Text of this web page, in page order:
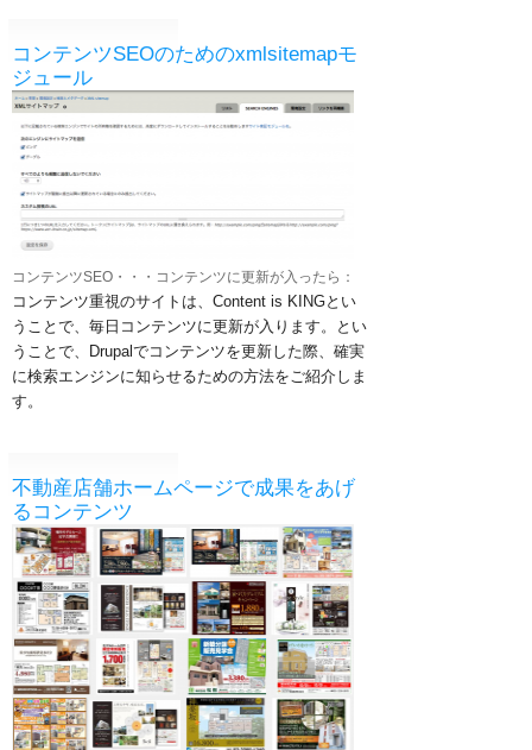
コンテンツSEOのためのxmlsitemapモ
ジュール
コンテンツSEO・・・コンテンツに更新が入ったら：
コンテンツ重視のサイトは、Content is KINGとい
うことで、毎日コンテンツに更新が入ります。とい
うことで、Drupalでコンテンツを更新した際、確実
に検索エンジンに知らせるための方法をご紹介しま
す。
不動産店舗ホームページで成果をあげ
るコンテンツ